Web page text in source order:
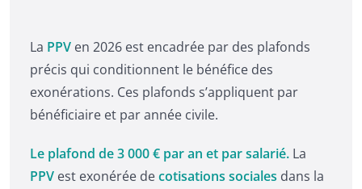
La PPV en 2026 est encadrée par des plafonds
précis qui conditionnent le bénéfice des
exonérations. Ces plafonds s’appliquent par
bénéficiaire et par année civile.
Le plafond de 3 000 € par an et par salarié. La
PPV est exonérée decotisations sociales dans la